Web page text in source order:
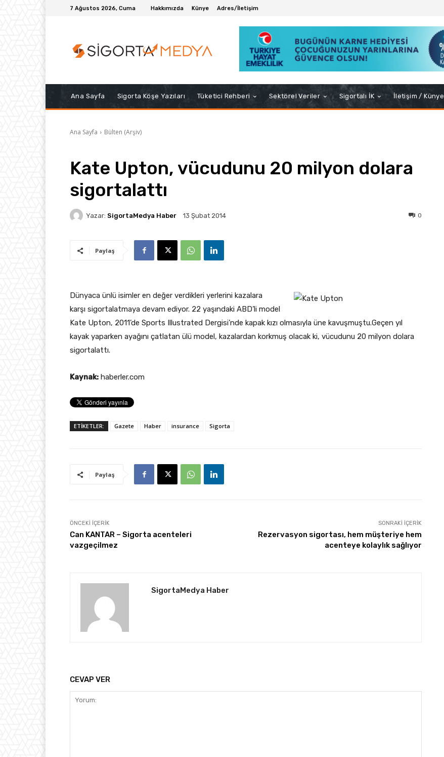
7 Ağustos 2026, Cuma Hakkımızda Künye Adres/İletişim
Ana Sayfa Sigorta Köşe Yazıları Tüketici Rehberi Sektörel Veriler Sigortalı İK İletişim / Künye
Ana Sayfa Bülten (Arşiv)
Kate Upton, vücudunu 20 milyon dolara
sigortalattı
Yazar: SigortaMedya Haber 13 Şubat 2014 0
Paylaş
Dünyaca ünlü isimler en değer verdikleri yerlerini kazalara
karşı sigortalatmaya devam ediyor. 22 yaşındaki ABD’li model
Kate Upton, 2011’de Sports Illustrated Dergisi’nde kapak kızı olmasıyla üne kavuşmuştu.Geçen yıl
kayak yaparken ayağını çatlatan ülü model, kazalardan korkmuş olacak ki, vücudunu 20 milyon dolara
sigortalattı.
Kaynak: haberler.com
ETİKETLER: Gazete Haber insurance Sigorta
Paylaş
ÖNCEKI İÇERIK
Can KANTAR – Sigorta acenteleri
vazgeçilmez
SONRAKI İÇERIK
Rezervasyon sigortası, hem müşteriye hem
acenteye kolaylık sağlıyor
SigortaMedya Haber
CEVAP VER